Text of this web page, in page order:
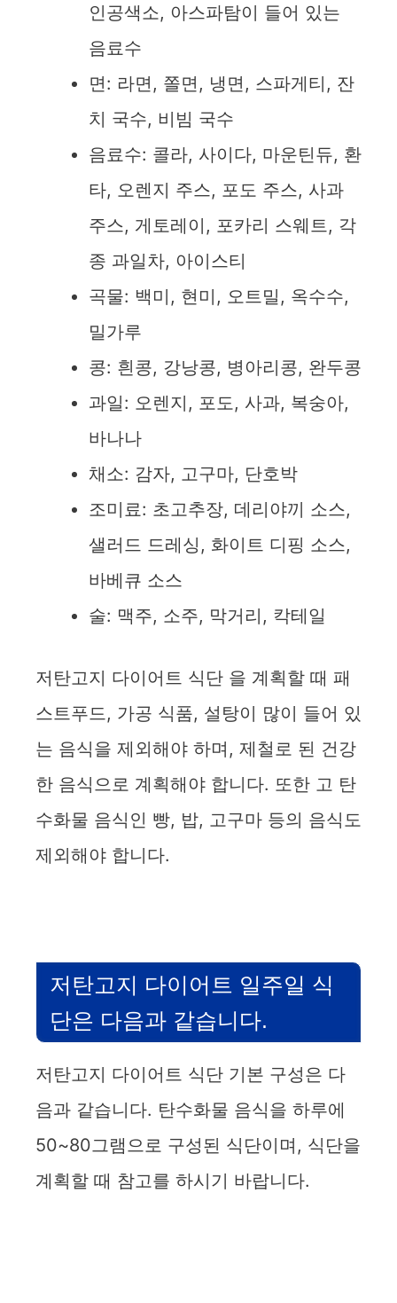
인공색소, 아스파탐이 들어 있는
음료수
면: 라면, 쫄면, 냉면, 스파게티, 잔
치 국수, 비빔 국수
음료수: 콜라, 사이다, 마운틴듀, 환
타, 오렌지 주스, 포도 주스, 사과
주스, 게토레이, 포카리 스웨트, 각
종 과일차, 아이스티
곡물: 백미, 현미, 오트밀, 옥수수,
밀가루
콩: 흰콩, 강낭콩, 병아리콩, 완두콩
과일: 오렌지, 포도, 사과, 복숭아,
바나나
채소: 감자, 고구마, 단호박
조미료: 초고추장, 데리야끼 소스,
샐러드 드레싱, 화이트 디핑 소스,
바베큐 소스
술: 맥주, 소주, 막거리, 칵테일
저탄고지 다이어트 식단 을 계획할 때 패
스트푸드, 가공 식품, 설탕이 많이 들어 있
는 음식을 제외해야 하며, 제철로 된 건강
한 음식으로 계획해야 합니다. 또한 고 탄
수화물 음식인 빵, 밥, 고구마 등의 음식도
제외해야 합니다.
저탄고지 다이어트 일주일 식
단은 다음과 같습니다.
저탄고지 다이어트 식단 기본 구성은 다
음과 같습니다. 탄수화물 음식을 하루에
50~80그램으로 구성된 식단이며, 식단을
계획할 때 참고를 하시기 바랍니다.